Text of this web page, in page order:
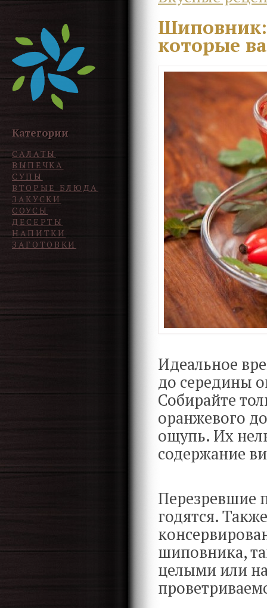
Категории
САЛАТЫ
ВЫПЕЧКА
СУПЫ
ВТОРЫЕ БЛЮДА
ЗАКУСКИ
СОУСЫ
ДЕСЕРТЫ
НАПИТКИ
ЗАГОТОВКИ
Шиповник:
которые
Идеальное
до середины
Собирайте
оранжевого
ощупь. Их
содержание
Перезревшие
годятся.
шиповника,
целыми или